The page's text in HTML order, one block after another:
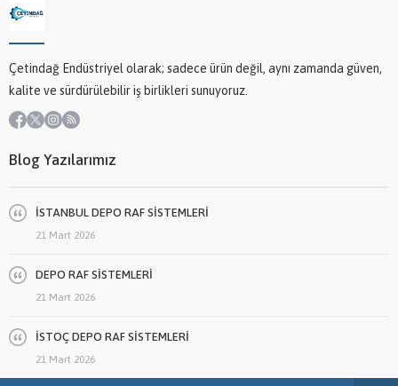
Çetindağ Endüstriyel olarak; sadece ürün değil, aynı zamanda güven,
kalite ve sürdürülebilir iş birlikleri sunuyoruz.
Blog Yazılarımız
İSTANBUL DEPO RAF SİSTEMLERİ
21 Mart 2026
DEPO RAF SİSTEMLERİ
21 Mart 2026
İSTOÇ DEPO RAF SİSTEMLERİ
21 Mart 2026